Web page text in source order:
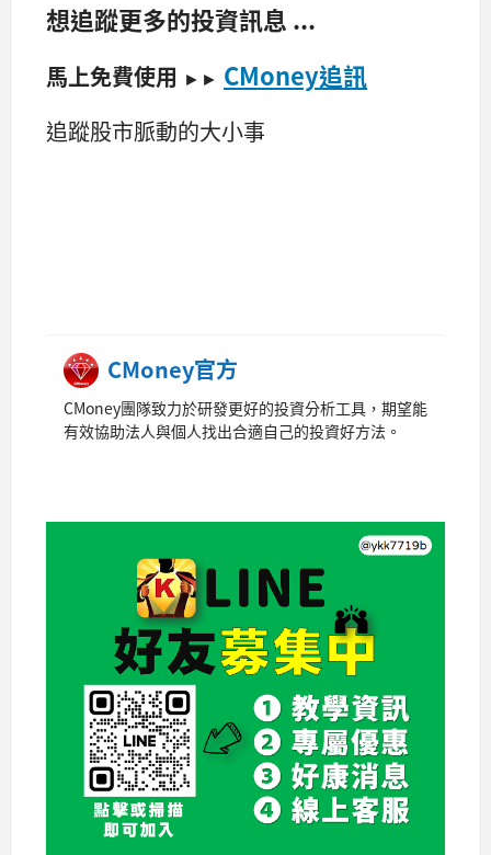
想追蹤更多的投資訊息 ...
馬上免費使用 ►► CMoney追訊
追蹤股市脈動的大小事
CMoney官方
CMoney團隊致力於研發更好的投資分析工具，期望能
有效協助法人與個人找出合適自己的投資好方法。